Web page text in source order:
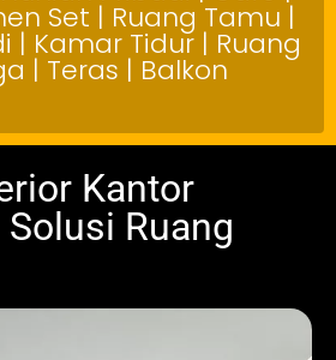
Set | Ruang Tamu |
| Kamar Tidur | Ruang
| Teras | Balkon
Kantor
Ruang